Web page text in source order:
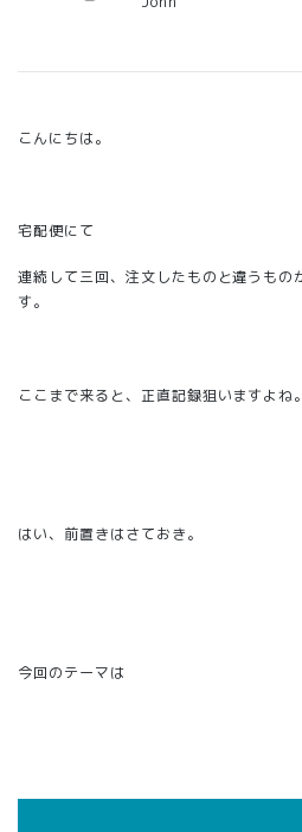
こんにちは。
宅配便にて
連続して三回、注文したものと違うも
す。
ここまで来ると、正直記録狙いますよね。
はい、前置きはさておき。
今回のテーマは